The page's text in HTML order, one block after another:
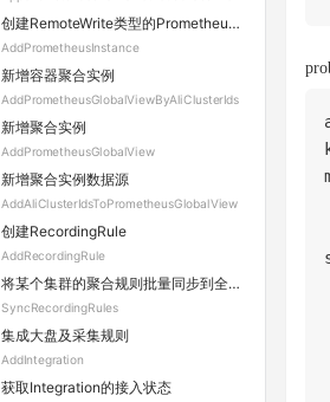
创建RemoteWrite类型的Prometheus实例
AddPrometheusInstance
新增容器聚合实例
AddPrometheusGlobalViewByAliClusterIds
新增聚合实例
AddPrometheusGlobalView
新增聚合实例数据源
AddAliClusterIdsToPrometheusGlobalView
创建RecordingRule
AddRecordingRule
将某个集群的聚合规则批量同步到全Region的其他目标集群
SyncRecordingRules
集成大盘及采集规则
AddIntegration
获取Integration的接入状态